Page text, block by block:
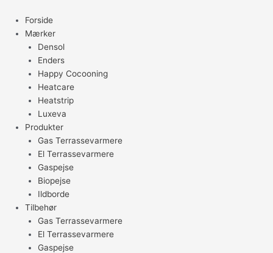
indholdet
Forside
Mærker
Densol
Enders
Happy Cocooning
Heatcare
Heatstrip
Luxeva
Produkter
Gas Terrassevarmere
El Terrassevarmere
Gaspejse
Biopejse
Ildborde
Tilbehør
Gas Terrassevarmere
El Terrassevarmere
Gaspejse